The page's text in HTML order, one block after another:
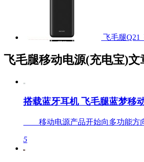
飞毛腿Q21
飞毛腿移动电源(充电宝)文
搭载蓝牙耳机 飞毛腿蓝梦移
移动电源产品开始向多功能方
5